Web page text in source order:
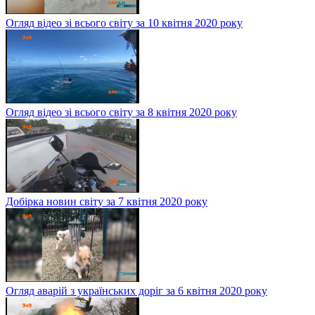
Огляд відео зі всього світу за 10 квітня 2020 року
Огляд відео зі всього світу за 8 квітня 2020 року
Добірка новин світу за 7 квітня 2020 року
Огляд аварій з українських доріг за 6 квітня 2020 року